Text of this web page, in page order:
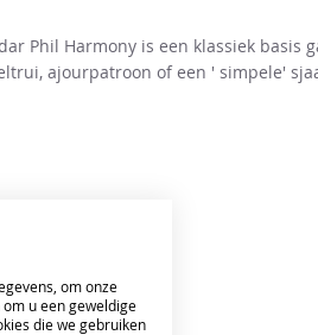
Phil Harmony is een klassiek basis
ajourpatroon of een ' simpele'
om onze
u een geweldige
die we gebruiken